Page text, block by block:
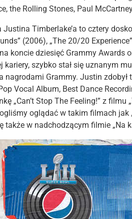
the Rolling Stones, Paul
Timberlake’a to cztery
(2006), „The 20/20
koncie dziesięć Grammy Awards
kariery, szybko stał się uznanym
nagrodami Grammy. Justin
Vocal Album, Best Dance
„Can’t Stop The Feeling!” z
oglądać w takim filmach jak
także w nadchodzącym filmie „Na